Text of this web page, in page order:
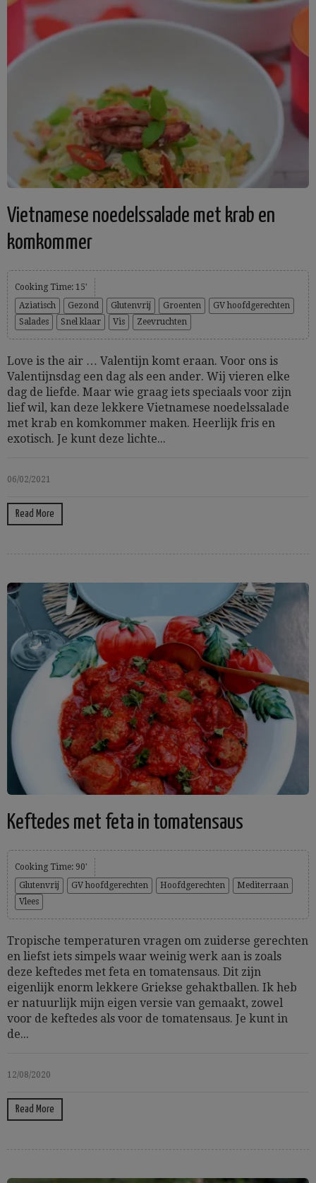
Vietnamese noedelssalade met krab en
komkommer
Cooking Time: 15'
Aziatisch
Gezond Glutenvrij Groenten
GV hoofdgerechten
Salades
Snel klaar Vis Zeevruchten
Love is the air … Valentijn komt eraan. Voor ons is
Valentijnsdag een dag als een ander. Wij vieren elke
dag de liefde. Maar wie graag iets speciaals voor zijn
lief wil, kan deze lekkere Vietnamese noedelssalade
met krab en komkommer maken. Heerlijk fris en
exotisch. Je kunt deze lichte...
06/02/2021
Read More
Keftedes met feta in tomatensaus
Cooking Time: 90'
Glutenvrij
GV hoofdgerechten Hoofdgerechten
Mediterraan
Vlees
Tropische temperaturen vragen om zuiderse gerechten
en liefst iets simpels waar weinig werk aan is zoals
deze keftedes met feta en tomatensaus. Dit zijn
eigenlijk enorm lekkere Griekse gehaktballen. Ik heb
er natuurlijk mijn eigen versie van gemaakt, zowel
voor de keftedes als voor de tomatensaus. Je kunt in
de...
12/08/2020
Read More